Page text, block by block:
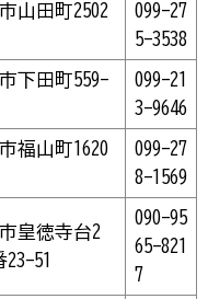
山田町2502
099-27
5-3538
下田町559-
099-21
3-9646
福山町1620
099-27
8-1569
皇徳寺台2
51
090-95
65-821
7